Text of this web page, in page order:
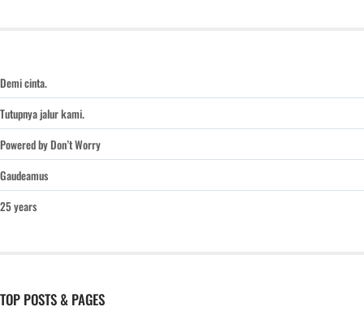
Demi cinta.
Tutupnya jalur kami.
Powered by Don’t Worry
Gaudeamus
25 years
TOP POSTS & PAGES